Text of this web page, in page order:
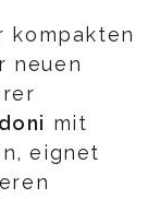
kompakten
neuen
mit
eignet